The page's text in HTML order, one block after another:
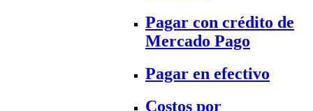
Pagar con crédito de
Mercado Pago
Pagar en efectivo
Costos por